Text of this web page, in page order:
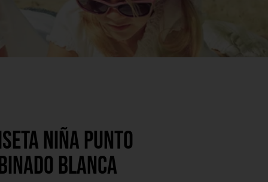
niña punto
blanca